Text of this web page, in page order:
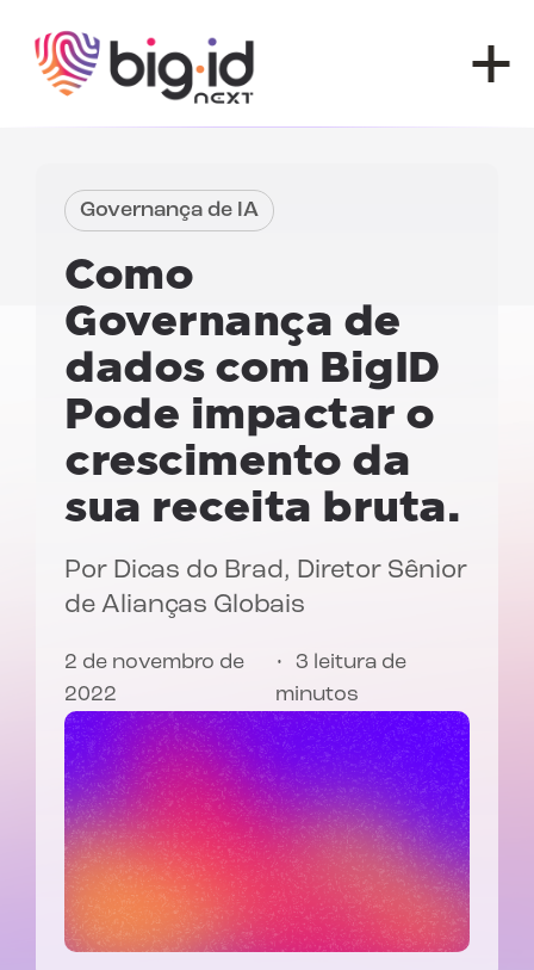
Governança de IA
Como
Governança de
dados com BigID
Pode impactar o
crescimento da
sua receita bruta.
Por Dicas do Brad, Diretor Sênior
de Alianças Globais
2 de novembro de
2022
3 leitura de
minutos